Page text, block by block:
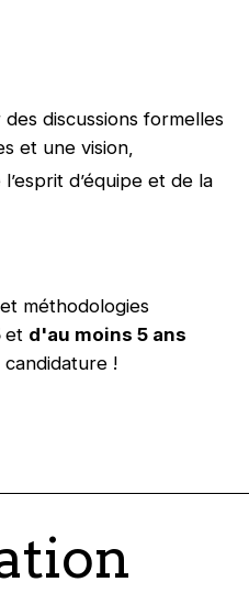
discussions formelles
et une vision,
d’équipe et de la
méthodologies
et d'au moins 5 ans
!